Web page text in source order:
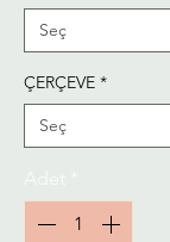
ÇERÇEVE *